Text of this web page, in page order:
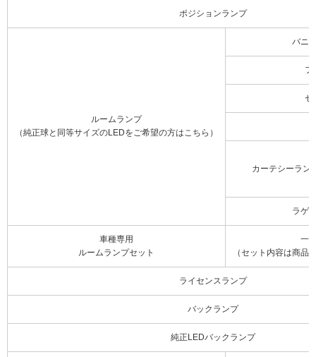
ポジションランプ
ルームランプ
（純正球と同等サイズのLEDをご希望の方はこちら）
バニ
フ
セ
カーテシーラン
ラゲ
車種専用
ルームランプセット
一
（セット内容は商品
ライセンスランプ
バックランプ
純正LEDバックランプ